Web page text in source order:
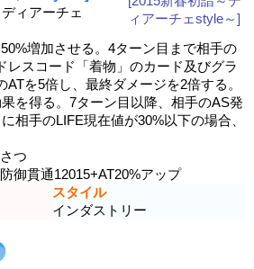
ィアーチェ
増加させる。4ターン目まで相手の
レスコード「着物」のカード及びグラ
を5倍し、最終ダメージを2倍する。
を得る。7ターン目以降、相手のAS発
相手のLIFE現在値が30%以下の場合、
つ
貫通12015+AT20%アップ
スタイル
インダストリー